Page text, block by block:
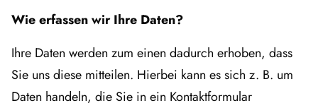
Wie erfassen wir Ihre Daten?
Ihre Daten werden zum einen dadurch erhoben, dass
Sie uns diese mitteilen. Hierbei kann es sich z. B. um
Daten handeln, die Sie in ein Kontaktformular